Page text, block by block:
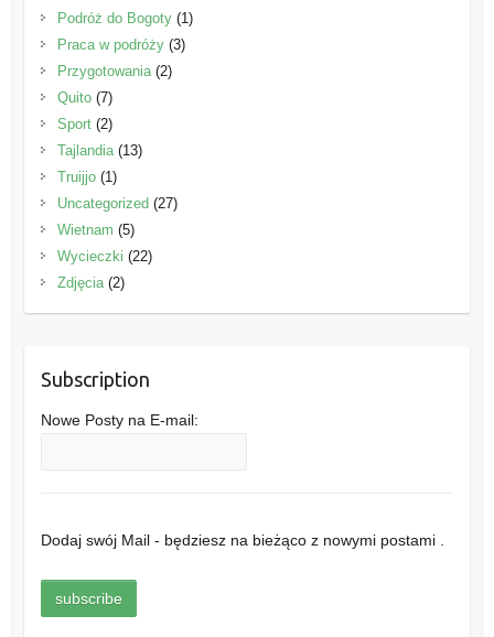
Podróż do Bogoty(1)
Praca w podróży(3)
Przygotowania(2)
Quito(7)
Sport(2)
Tajlandia(13)
Truijjo(1)
Uncategorized(27)
Wietnam (5)
Wycieczki (22)
Zdjęcia(2)
Subscription
Nowe Posty na E-mail:
Dodaj swój Mail - będziesz na bieżąco z nowymi postami .